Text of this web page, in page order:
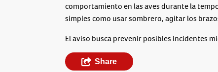
comportamiento en las aves durante la
simples como usar sombrero, agitar los
El aviso busca prevenir posibles incidentes
Share